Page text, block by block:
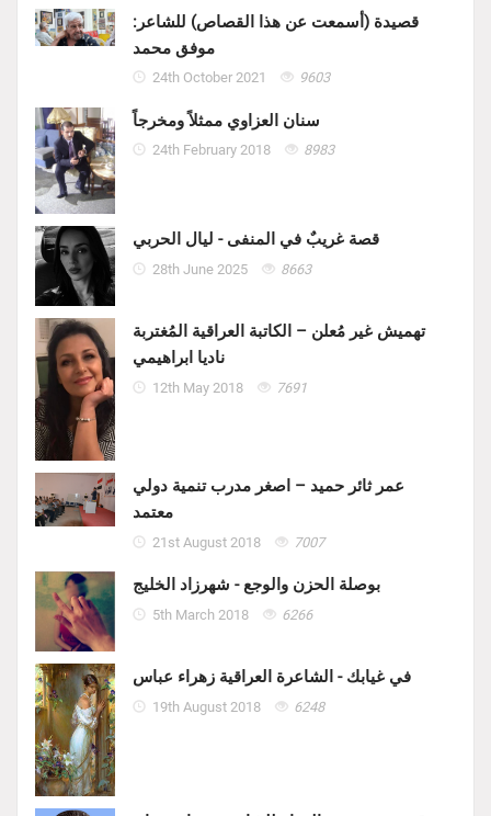
قصيدة (أسمعت عن هذا القصاص) للشاعر:
موفق محمد
24th October 2021 9603
سنان العزاوي ممثلاً ومخرجاً
24th February 2018 8983
قصة غريبٌ في المنفى - ليال الحربي
28th June 2025 8663
تهميش غير مُعلن – الكاتبة العراقية المُغتربة
ناديا ابراهيمي
12th May 2018 7691
عمر ثائر حميد – اصغر مدرب تنمية دولي
معتمد
21st August 2018 7007
بوصلة الحزن والوجع - شهرزاد الخليج
5th March 2018 6266
في غيابك - الشاعرة العراقية زهراء عباس
19th August 2018 6248